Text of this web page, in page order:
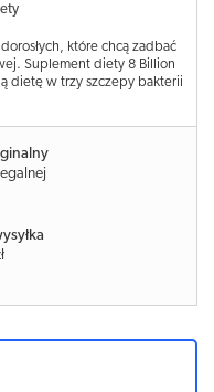
które chcą zadbać
Suplement diety 8 Billion
dietę w trzy szczepy bakterii